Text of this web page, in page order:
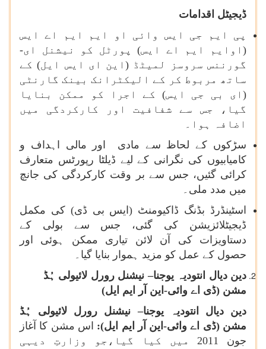
ڈیجیٹل اقدامات
پی ایم جی ایس وائی او ایم ایم اے ایس
(اوایم ایم اے ایس) پورٹل کو نیشنل ای-
گورننس سروسز لمیٹڈ (این ای ایس ایل) کے
ساتھ مربوط کر کے الیکٹرانک بینک گارنٹی
(ای بی جی ایس) کے اجرا کو ممکن بنایا
گیا، جس سے شفافیت اور کارکردگی میں
اضافہ ہوا۔
سڑکوں کے لحاظ سے مادی اور مالی اہداف و
کامیابیوں کی نگرانی کے لیے ڈیلٹا رپورٹس متعارف
کرائی گئیں، جس سے بر وقت کارکردگی کی جانچ
میں مدد ملی۔
اسٹینڈرڈ بڈنگ ڈاکیومنٹ (ایس بی ڈی) کی مکمل
ڈیجیٹلائزیشن کی گئی، جس سے بولی کے
دستاویزات کی آن لائن تیاری ممکن ہوئی اور
حصول کے عمل کو مزید ہموار بنایا گیا۔
دین دیال انتودیہ یوجنا– نیشنل رورل لائیولی ہُڈ
مشن (ڈی اے وائی- این آر ایم ایل)
دین دیال انتودیہ یوجنا– نیشنل رورل لائیولی ہُڈ
مشن (ڈی اے وائی-این آر ایم ایل): اس مشن کا آغاز
جون 2011 میں کیا گیا،جو وزارتِ دیہی